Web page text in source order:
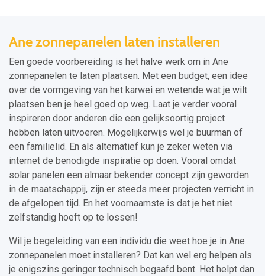
Ane zonnepanelen laten installeren
Een goede voorbereiding is het halve werk om in Ane
zonnepanelen te laten plaatsen. Met een budget, een idee
over de vormgeving van het karwei en wetende wat je wilt
plaatsen ben je heel goed op weg. Laat je verder vooral
inspireren door anderen die een gelijksoortig project
hebben laten uitvoeren. Mogelijkerwijs wel je buurman of
een familielid. En als alternatief kun je zeker weten via
internet de benodigde inspiratie op doen. Vooral omdat
solar panelen een almaar bekender concept zijn geworden
in de maatschappij, zijn er steeds meer projecten verricht in
de afgelopen tijd. En het voornaamste is dat je het niet
zelfstandig hoeft op te lossen!
Wil je begeleiding van een individu die weet hoe je in Ane
zonnepanelen moet installeren? Dat kan wel erg helpen als
je enigszins geringer technisch begaafd bent. Het helpt dan